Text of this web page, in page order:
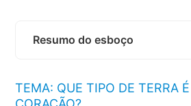
Resumo do esboço
TEMA: QUE TIPO DE TERRA